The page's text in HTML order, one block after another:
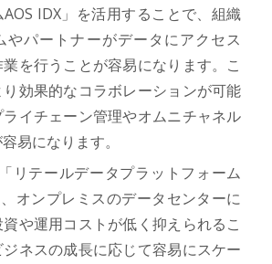
IDX」を活用することで、組織
やパートナーがデータにアクセス
を行うことが容易になります。こ
効果的なコラボレーションが可能
イチェーン管理やオムニチャネル
易になります。
リテールデータプラットフォーム
オンプレミスのデータセンターに
や運用コストが低く抑えられるこ
ネスの成長に応じて容易にスケー